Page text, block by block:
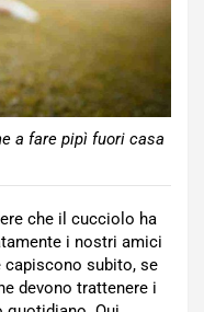
a fare pipì fuori casa
che il cucciolo ha
i nostri amici
subito, se
devono trattenere i